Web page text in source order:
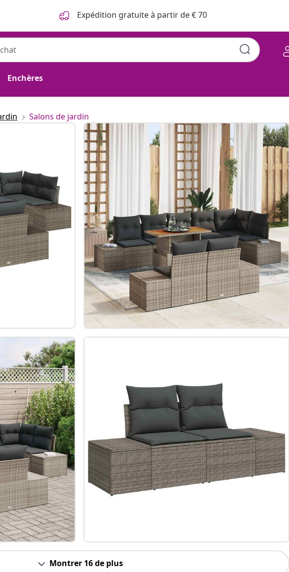
Expédition gratuite à partir de € 70
Enchères
Salons de jardin
Montrer 16 de plus